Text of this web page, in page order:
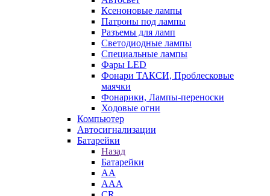
Ксеноновые лампы
Патроны под лампы
Разъемы для ламп
Светодиодные лампы
Специальные лампы
Фары LED
Фонари ТАКСИ, Проблесковые
маячки
Фонарики, Лампы-переноски
Ходовые огни
Компьютер
Автосигнализации
Батарейки
Назад
Батарейки
AA
AAA